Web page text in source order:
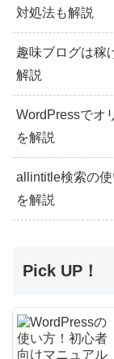
対処法も解説
趣味ブログは稼
解説
WordPressでオ
を解説
allintitle検索の
を解説
Pick UP！